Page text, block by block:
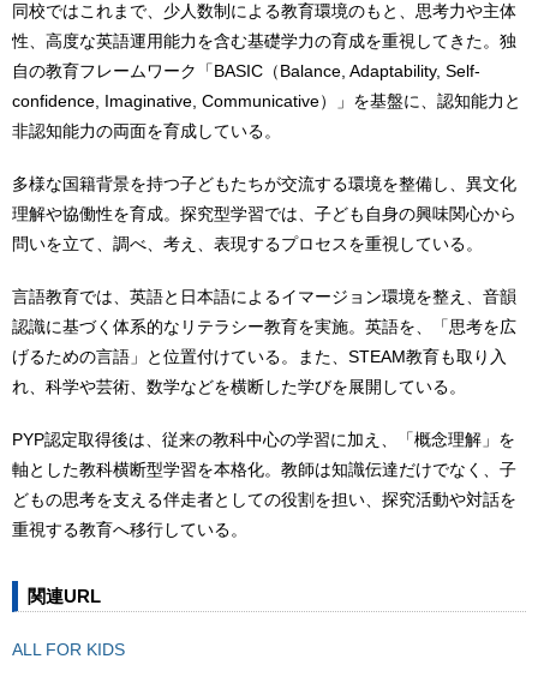
同校ではこれまで、少人数制による教育環境のもと、思考力や主体
性、高度な英語運用能力を含む基礎学力の育成を重視してきた。独
自の教育フレームワーク「BASIC（Balance, Adaptability, Self-
confidence, Imaginative, Communicative）」を基盤に、認知能力と
非認知能力の両面を育成している。
多様な国籍背景を持つ子どもたちが交流する環境を整備し、異文化
理解や協働性を育成。探究型学習では、子ども自身の興味関心から
問いを立て、調べ、考え、表現するプロセスを重視している。
言語教育では、英語と日本語によるイマージョン環境を整え、音韻
認識に基づく体系的なリテラシー教育を実施。英語を、「思考を広
げるための言語」と位置付けている。また、STEAM教育も取り入
れ、科学や芸術、数学などを横断した学びを展開している。
PYP認定取得後は、従来の教科中心の学習に加え、「概念理解」を
軸とした教科横断型学習を本格化。教師は知識伝達だけでなく、子
どもの思考を支える伴走者としての役割を担い、探究活動や対話を
重視する教育へ移行している。
関連URL
ALL FOR KIDS